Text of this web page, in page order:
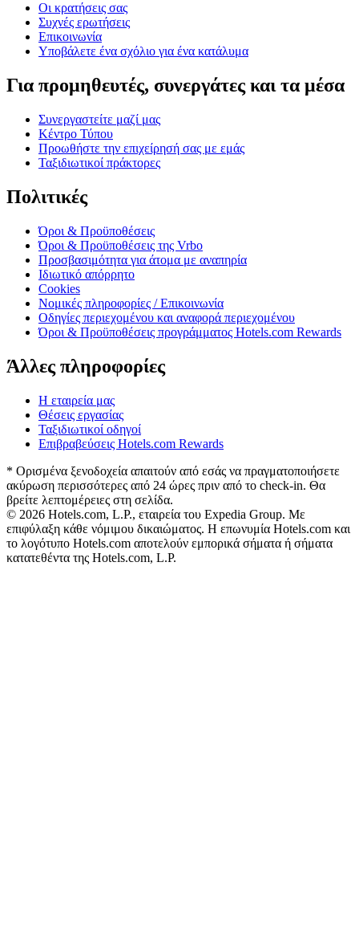
Οι κρατήσεις σας
Συχνές ερωτήσεις
Επικοινωνία
Υποβάλετε ένα σχόλιο για ένα κατάλυμα
Για προμηθευτές, συνεργάτες και τα μέσα
Συνεργαστείτε μαζί μας
Κέντρο Τύπου
Προωθήστε την επιχείρησή σας με εμάς
Ταξιδιωτικοί πράκτορες
Πολιτικές
Όροι & Προϋποθέσεις
Όροι & Προϋποθέσεις της Vrbo
Προσβασιμότητα για άτομα με αναπηρία
Ιδιωτικό απόρρητο
Cookies
Νομικές πληροφορίες / Επικοινωνία
Οδηγίες περιεχομένου και αναφορά περιεχομένου
Όροι & Προϋποθέσεις προγράμματος Hotels.com Rewards
Άλλες πληροφορίες
Η εταιρεία μας
Θέσεις εργασίας
Ταξιδιωτικοί οδηγοί
Επιβραβεύσεις Hotels.com Rewards
* Ορισμένα ξενοδοχεία απαιτούν από εσάς να πραγματοποιήσετε
ακύρωση περισσότερες από 24 ώρες πριν από το check-in. Θα
βρείτε λεπτομέρειες στη σελίδα.
© 2026 Hotels.com, L.P., εταιρεία του Expedia Group. Με
επιφύλαξη κάθε νόμιμου δικαιώματος. Η επωνυμία Hotels.com και
το λογότυπο Hotels.com αποτελούν εμπορικά σήματα ή σήματα
κατατεθέντα της Hotels.com, L.P.